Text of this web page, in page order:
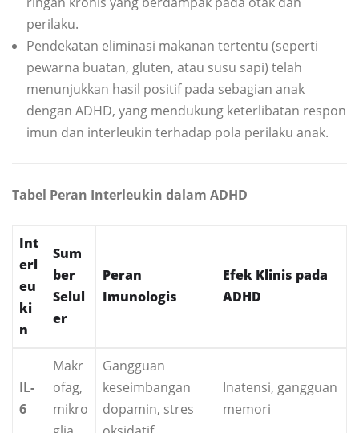
perilaku.
Pendekatan eliminasi makanan tertentu (seperti
pewarna buatan, gluten, atau susu sapi) telah
menunjukkan hasil positif pada sebagian anak
dengan ADHD, yang mendukung keterlibatan respon
imun dan interleukin terhadap pola perilaku anak.
Tabel Peran Interleukin dalam ADHD
Int
erl
eu
ki
n
Sum
ber
Selul
er
Peran
Imunologis
Efek Klinis pada
ADHD
IL-
6
Makr
ofag,
mikro
Gangguan
keseimbangan
dopamin, stres
Inatensi, gangguan
memori